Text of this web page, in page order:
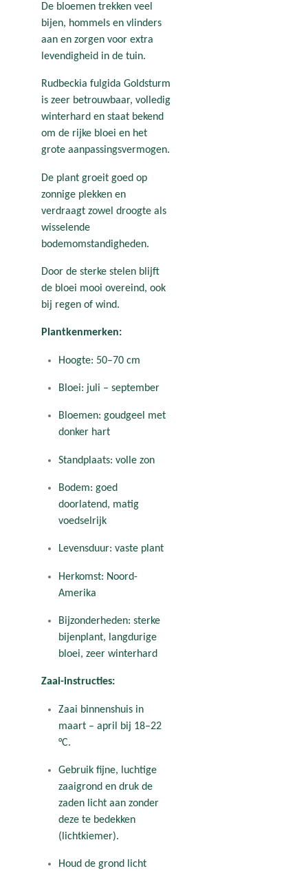
De bloemen trekken veel
bijen, hommels en vlinders
aan en zorgen voor extra
levendigheid in de tuin.
Rudbeckia fulgida Goldsturm
is zeer betrouwbaar, volledig
winterhard en staat bekend
om de rijke bloei en het
grote aanpassingsvermogen.
De plant groeit goed op
zonnige plekken en
verdraagt zowel droogte als
wisselende
bodemomstandigheden.
Door de sterke stelen blijft
de bloei mooi overeind, ook
bij regen of wind.
Plantkenmerken:
Hoogte: 50–70 cm
Bloei: juli – september
Bloemen: goudgeel met
donker hart
Standplaats: volle zon
Bodem: goed
doorlatend, matig
voedselrijk
Levensduur: vaste plant
Herkomst: Noord-
Amerika
Bijzonderheden: sterke
bijenplant, langdurige
bloei, zeer winterhard
Zaai-instructies:
Zaai binnenshuis in
maart – april bij 18–22
°C.
Gebruik fijne, luchtige
zaaigrond en druk de
zaden licht aan zonder
deze te bedekken
(lichtkiemer).
Houd de grond licht